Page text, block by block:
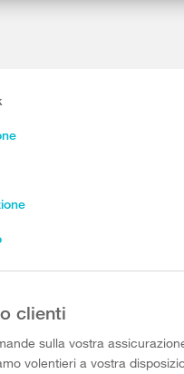
clienti
sulla vostra
volentieri a vostra